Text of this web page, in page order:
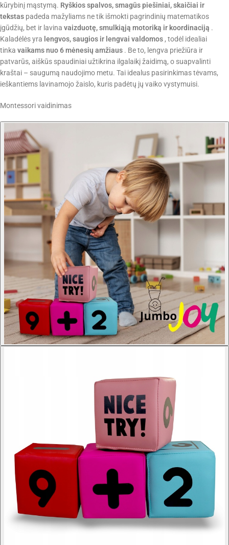
kūrybinį mąstymą. Ryškios spalvos, smagūs piešiniai, skaičiai ir
tekstas padeda mažyliams ne tik išmokti pagrindinių matematikos
įgūdžių, bet ir lavina vaizduotę, smulkiąją motoriką ir koordinaciją .
Kaladėlės yra lengvos, saugios ir lengvai valdomos , todėl idealiai
tinka vaikams nuo 6 mėnesių amžiaus . Be to, lengva priežiūra ir
patvarūs, aiškūs spaudiniai užtikrina ilgalaikį žaidimą, o suapvalinti
kraštai – saugumą naudojimo metu. Tai idealus pasirinkimas tėvams,
ieškantiems lavinamojo žaislo, kuris padėtų jų vaiko vystymuisi.
Montessori vaidinimas